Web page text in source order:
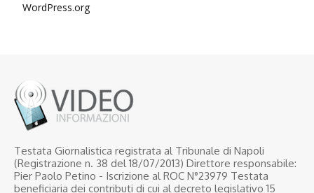
WordPress.org
Testata Giornalistica registrata al Tribunale di Napoli
(Registrazione n. 38 del 18/07/2013) Direttore responsabile:
Pier Paolo Petino - Iscrizione al ROC N°23979 Testata
beneficiaria dei contributi di cui al decreto legislativo 15